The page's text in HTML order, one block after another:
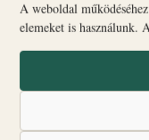
A weboldal
elemeket is használunk.
Indulás:
🎟Jegyvásárlásés
ajándékboltjában
ONLINE
Csoportlétszám: